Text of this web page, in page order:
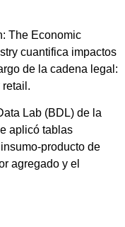
The Economic
cuantifica impactos
de la cadena legal:
Lab (BDL) de la
aplicó tablas
de
agregado y el